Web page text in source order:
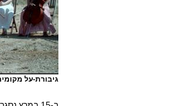
גיבורת-על